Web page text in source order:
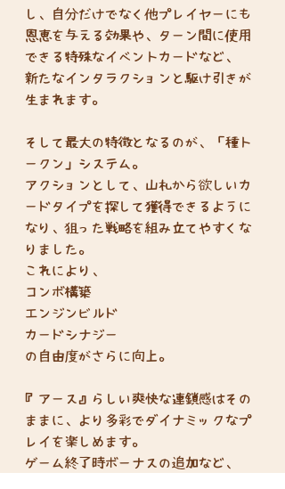
し、自分だけでなく他プレイヤーにも
恩恵を与える効果や、ターン間に使用
できる特殊なイベントカードなど、
新たなインタラクションと駆け引きが
生まれます。
そして最大の特徴となるのが、「種ト
ークン」システム。
アクションとして、山札から欲しいカ
ードタイプを探して獲得できるように
なり、狙った戦略を組み立てやすくな
りました。
これにより、
コンボ構築
エンジンビルド
カードシナジー
の自由度がさらに向上。
『アース』らしい爽快な連鎖感はその
ままに、より多彩でダイナミックなプ
レイを楽しめます。
ゲーム終了時ボーナスの追加など、